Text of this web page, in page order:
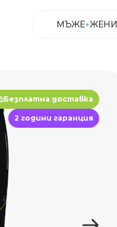
МЪЖЕ ЖЕНИ
Безплатна доставка
2 години гаранция